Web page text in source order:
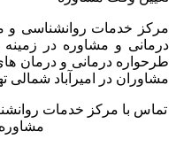
مرکز خدمات روانشناسی و
طرحواره درمانی و درمان
مشاوران در امیرآباد شمالی
تماس با مرکز خدمات